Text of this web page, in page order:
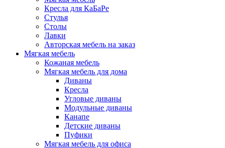
Кресла для КаБаРе
Стулья
Столы
Лавки
Авторская мебель на заказ
Мягкая мебель
Кожаная мебель
Мягкая мебель для дома
Диваны
Кресла
Угловые диваны
Модульные диваны
Канапе
Детские диваны
Пуфики
Мягкая мебель для офиса